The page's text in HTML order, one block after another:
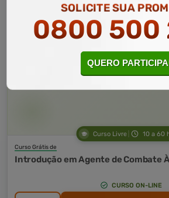
Curso Livre 10 a 60
Curso Grátis de
Introdução em Agente de Combate
CURSO ON-LINE
SOLICITE SUA
0800 500
QUERO